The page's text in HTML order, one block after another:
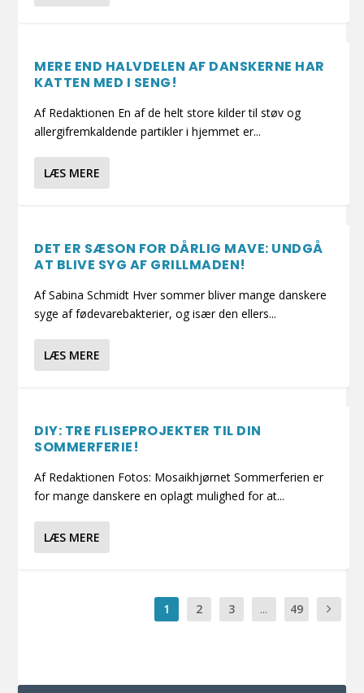
MERE END HALVDELEN AF DANSKERNE HAR
KATTEN MED I SENG!
Af Redaktionen En af de helt store kilder til støv og
allergifremkaldende partikler i hjemmet er...
LÆS MERE
DET ER SÆSON FOR DÅRLIG MAVE: UNDGÅ
AT BLIVE SYG AF GRILLMADEN!
Af Sabina Schmidt Hver sommer bliver mange danskere
syge af fødevarebakterier, og især den ellers...
LÆS MERE
DIY: TRE FLISEPROJEKTER TIL DIN
SOMMERFERIE!
Af Redaktionen Fotos: Mosaikhjørnet Sommerferien er
for mange danskere en oplagt mulighed for at...
LÆS MERE
1 2 3 ... 49